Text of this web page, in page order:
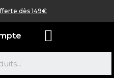
dès 149€